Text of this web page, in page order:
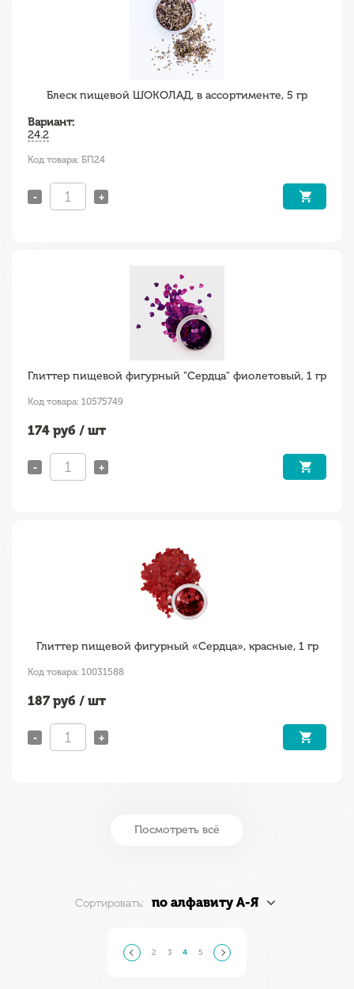
Блеск пищевой ШОКОЛАД, в ассортименте, 5 гр
Вариант:
24.2
Код товара: БП24
- +
Глиттер пищевой фигурный "Сердца" фиолетовый, 1 гр
Код товара: 10575749
174 руб / шт
- +
Глиттер пищевой фигурный «Сердца», красные, 1 гр
Код товара: 10031588
187 руб / шт
- +
Посмотреть всё
Сортировать: по алфавиту А-Я
2 3 4 5